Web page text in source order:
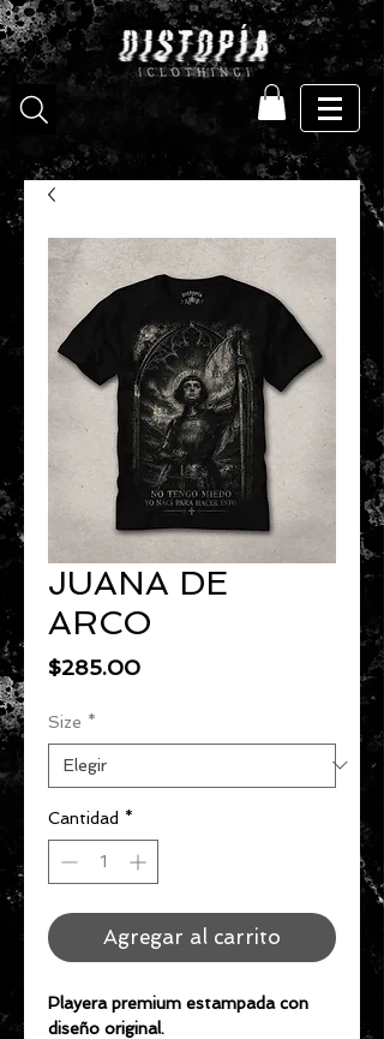
JUANA DE
ARCO
$285.00Precio
Size *
Cantidad *
Agregar al carrito
Playera premium estampada con
diseño original.